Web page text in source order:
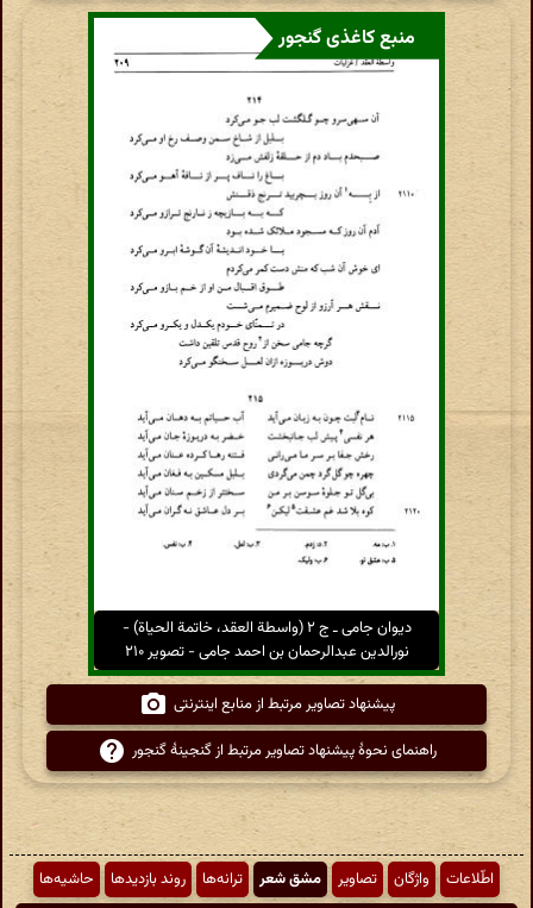
منبع کاغذی گنجور
دیوان جامی ـ ج ۲ (واسطة العقد، خاتمة الحیاة) -
نورالدین عبدالرحمان بن احمد جامی - تصویر ۲۱۰
پیشنهاد تصاویر مرتبط از منابع اینترنتی
راهنمای نحوهٔ پیشنهاد تصاویر مرتبط از گنجینهٔ گنجور
اطّلاعات واژگان تصاویر مشق شعر ترانه‌ها روند بازدیدها
حاشیه‌ها